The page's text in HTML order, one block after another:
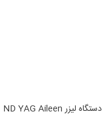
دستگاه لیزر ND YAG Aileen